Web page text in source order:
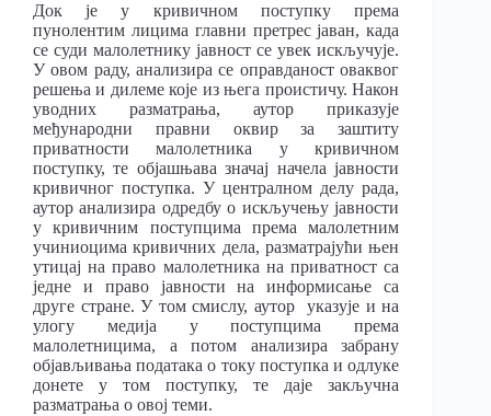
Док је у кривичном поступку према
пунолентим лицима главни претрес јаван, када
се суди малолетнику јавност се увек искључује.
У овом раду, анализира се оправданост оваквог
решења и дилеме које из њега проистичу. Након
уводних разматрања, аутор приказује
међународни правни оквир за заштиту
приватности малолетника у кривичном
поступку, те објашњава значај начела јавности
кривичног поступка. У централном делу рада,
аутор анализира одредбу о искључењу јавности
у кривичним поступцима према малолетним
учиниоцима кривичних дела, разматрајући њен
утицај на право малолетника на приватност са
једне и право јавности на информисање са
друге стране. У том смислу, аутор указује и на
улогу медија у поступцима према
малолетницима, a потом анализира забрану
објављивања података о току поступка и одлуке
донете у том поступку, те даје закључна
разматрања о овој теми.